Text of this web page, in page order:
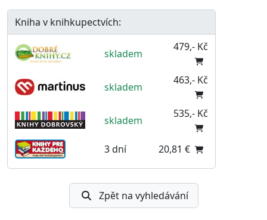
Kniha v knihkupectvích:
skladem
479,- Kč
skladem
463,- Kč
skladem
535,- Kč
3 dní 20,81 €
Zpět na vyhledávání